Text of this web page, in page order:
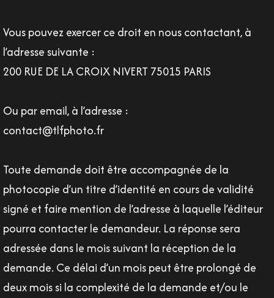
Vous pouvez exercer ce droit en nous contactant, à
l’adresse suivante :
200 RUE DE LA CROIX NIVERT 75015 PARIS
Ou par email, à l’adresse :
contact@tlfphoto.fr
Toute demande doit être accompagnée de la
photocopie d’un titre d’identité en cours de validité
signé et faire mention de l’adresse à laquelle l’éditeur
pourra contacter le demandeur. La réponse sera
adressée dans le mois suivant la réception de la
demande. Ce délai d’un mois peut être prolongé de
deux mois si la complexité de la demande et/ou le